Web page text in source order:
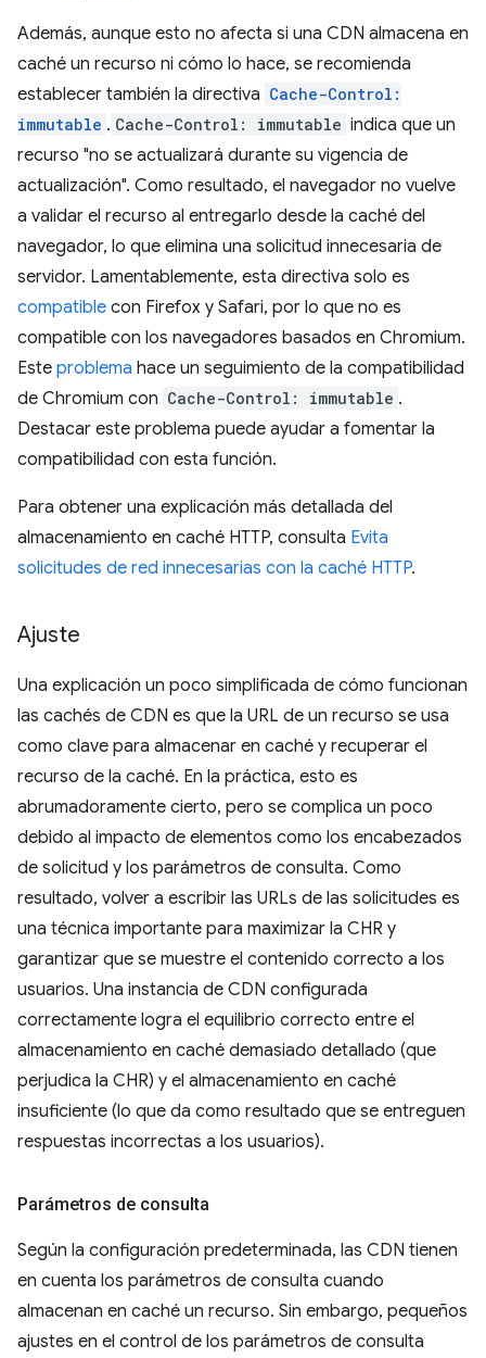
Además, aunque esto no afecta si una CDN almacena en
caché un recurso ni cómo lo hace, se recomienda
establecer también la directiva Cache-Control:
immutable . Cache-Control: immutable indica que un
recurso "no se actualizará durante su vigencia de
actualización". Como resultado, el navegador no vuelve
a validar el recurso al entregarlo desde la caché del
navegador, lo que elimina una solicitud innecesaria de
servidor. Lamentablemente, esta directiva solo es
compatible con Firefox y Safari, por lo que no es
compatible con los navegadores basados en Chromium.
Este problema hace un seguimiento de la compatibilidad
de Chromium con Cache-Control: immutable .
Destacar este problema puede ayudar a fomentar la
compatibilidad con esta función.
Para obtener una explicación más detallada del
almacenamiento en caché HTTP, consulta Evita
solicitudes de red innecesarias con la caché HTTP.
Ajuste
Una explicación un poco simplificada de cómo funcionan
las cachés de CDN es que la URL de un recurso se usa
como clave para almacenar en caché y recuperar el
recurso de la caché. En la práctica, esto es
abrumadoramente cierto, pero se complica un poco
debido al impacto de elementos como los encabezados
de solicitud y los parámetros de consulta. Como
resultado, volver a escribir las URLs de las solicitudes es
una técnica importante para maximizar la CHR y
garantizar que se muestre el contenido correcto a los
usuarios. Una instancia de CDN configurada
correctamente logra el equilibrio correcto entre el
almacenamiento en caché demasiado detallado (que
perjudica la CHR) y el almacenamiento en caché
insuficiente (lo que da como resultado que se entreguen
respuestas incorrectas a los usuarios).
Parámetros de consulta
Según la configuración predeterminada, las CDN tienen
en cuenta los parámetros de consulta cuando
almacenan en caché un recurso. Sin embargo, pequeños
ajustes en el control de los parámetros de consulta